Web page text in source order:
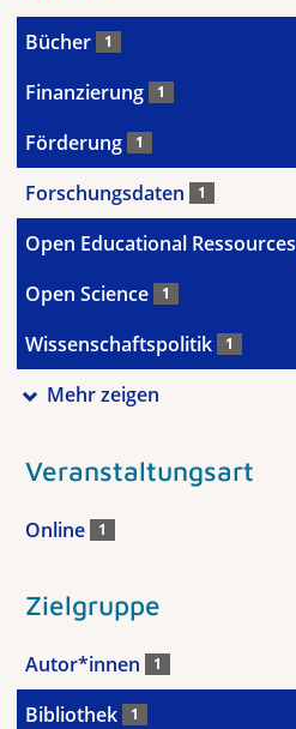
Bücher 1
Finanzierung 1
Förderung 1
Forschungsdaten 1
Open Educational Ressources
Open Science 1
Wissenschaftspolitik 1
Mehr zeigen
Veranstaltungsart
Online 1
Zielgruppe
Autor*innen 1
Bibliothek 1